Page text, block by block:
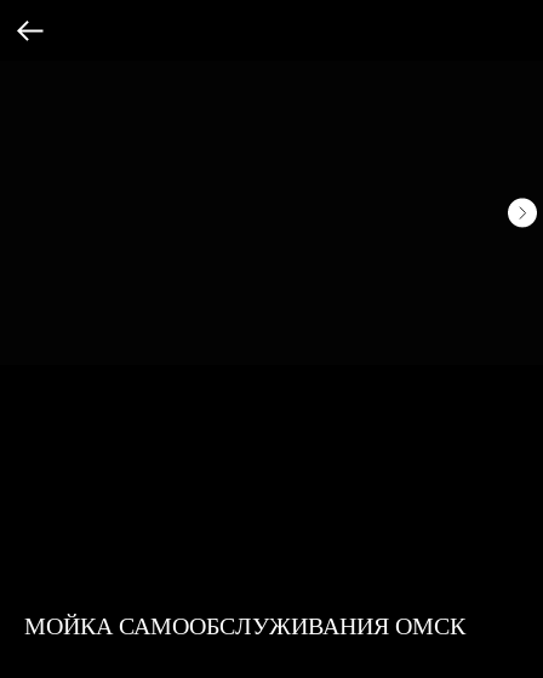
МОЙКА САМООБСЛУЖИВАНИЯ ОМСК